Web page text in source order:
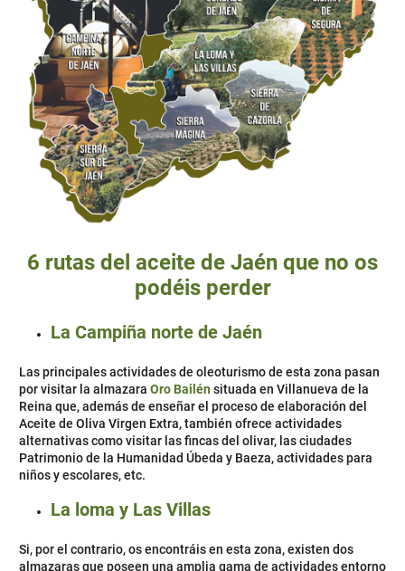
6 rutas del aceite de Jaén que no os
podéis perder
La Campiña norte de Jaén
Las principales actividades de oleoturismo de esta zona pasan
por visitar la almazara Oro Bailénsituada en Villanueva de la
Reina que, además de enseñar el proceso de elaboración del
Aceite de Oliva Virgen Extra, también ofrece actividades
alternativas como visitar las fincas del olivar, las ciudades
Patrimonio de la Humanidad Úbeda y Baeza, actividades para
niños y escolares, etc.
La loma y Las Villas
Si, por el contrario, os encontráis en esta zona, existen dos
almazaras que poseen una amplia gama de actividades entorno